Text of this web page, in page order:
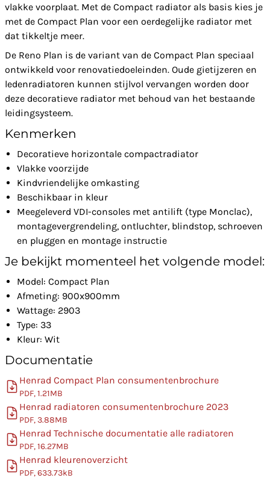
vlakke voorplaat. Met de Compact radiator als basis kies je
met de Compact Plan voor een oerdegelijke radiator met
dat tikkeltje meer.
De Reno Plan is de variant van de Compact Plan speciaal
ontwikkeld voor renovatiedoeleinden. Oude gietijzeren en
ledenradiatoren kunnen stijlvol vervangen worden door
deze decoratieve radiator met behoud van het bestaande
leidingsysteem.
Kenmerken
Decoratieve horizontale compactradiator
Vlakke voorzijde
Kindvriendelijke omkasting
Beschikbaar in kleur
Meegeleverd VDI-consoles met antilift (type Monclac),
montagevergrendeling, ontluchter, blindstop, schroeven
en pluggen en montage instructie
Je bekijkt momenteel het volgende model:
Model: Compact Plan
Afmeting: 900x900mm
Wattage: 2903
Type: 33
Kleur: Wit
Documentatie
Henrad Compact Plan consumentenbrochure
PDF, 1.21MB
Henrad radiatoren consumentenbrochure 2023
PDF, 3.88MB
Henrad Technische documentatie alle radiatoren
PDF, 16.27MB
Henrad kleurenoverzicht
PDF, 633.73kB